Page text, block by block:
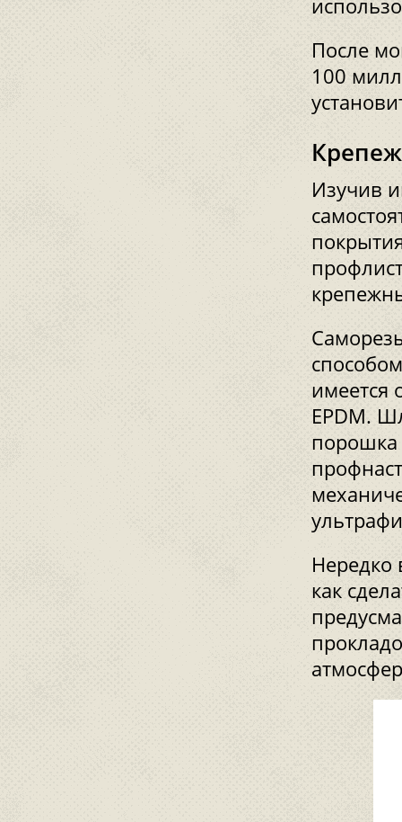
После
100
Изучив
имеется
EPDM.
порошка
Нередко
как